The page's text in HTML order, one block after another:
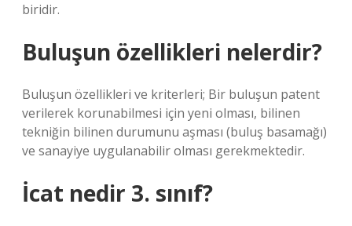
biridir.
Buluşun özellikleri nelerdir?
Buluşun özellikleri ve kriterleri; Bir buluşun patent
verilerek korunabilmesi için yeni olması, bilinen
tekniğin bilinen durumunu aşması (buluş basamağı)
ve sanayiye uygulanabilir olması gerekmektedir.
İcat nedir 3. sınıf?